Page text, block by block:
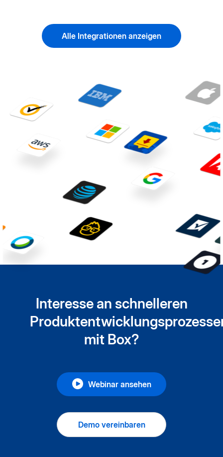
Alle Integrationen anzeigen
Interesse an schnelleren
mit Box?
Webinar ansehen
Demo vereinbaren